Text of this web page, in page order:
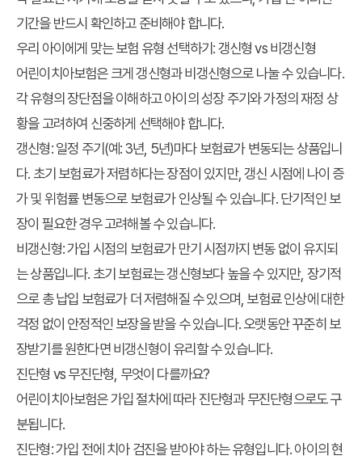
기간을 반드시 확인하고 준비해야 합니다.
우리 아이에게 맞는 보험 유형 선택하기: 갱신형 vs 비갱신형
어린이치아보험은 크게 갱신형과 비갱신형으로 나눌 수 있습니다.
각 유형의 장단점을 이해하고 아이의 성장 주기와 가정의 재정 상
황을 고려하여 신중하게 선택해야 합니다.
갱신형: 일정 주기(예: 3년, 5년)마다 보험료가 변동되는 상품입니
다. 초기 보험료가 저렴하다는 장점이 있지만, 갱신 시점에 나이 증
가 및 위험률 변동으로 보험료가 인상될 수 있습니다. 단기적인 보
장이 필요한 경우 고려해볼 수 있습니다.
비갱신형: 가입 시점의 보험료가 만기 시점까지 변동 없이 유지되
는 상품입니다. 초기 보험료는 갱신형보다 높을 수 있지만, 장기적
으로 총 납입 보험료가 더 저렴해질 수 있으며, 보험료 인상에 대한
걱정 없이 안정적인 보장을 받을 수 있습니다. 오랫동안 꾸준히 보
장받기를 원한다면 비갱신형이 유리할 수 있습니다.
진단형 vs 무진단형, 무엇이 다를까요?
어린이치아보험은 가입 절차에 따라 진단형과 무진단형으로도 구
분됩니다.
진단형: 가입 전에 치아 검진을 받아야 하는 유형입니다. 아이의 현